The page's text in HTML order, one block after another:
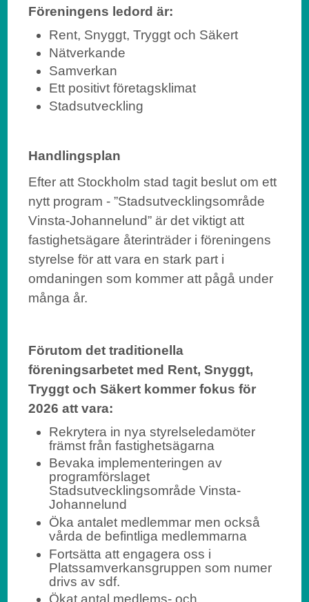
Föreningens ledord är:
Rent, Snyggt, Tryggt och Säkert
Nätverkande
Samverkan
Ett positivt företagsklimat
Stadsutveckling
Handlingsplan
Efter att Stockholm stad tagit beslut om ett
nytt program - ”Stadsutvecklingsområde
Vinsta-Johannelund” är det viktigt att
fastighetsägare återinträder i föreningens
styrelse för att vara en stark part i
omdaningen som kommer att pågå under
många år.
Förutom det traditionella
föreningsarbetet med Rent, Snyggt,
Tryggt och Säkert kommer fokus för
2026 att vara:
Rekrytera in nya styrelseledamöter
främst från fastighetsägarna
Bevaka implementeringen av
programförslaget
Stadsutvecklingsområde Vinsta-
Johannelund
Öka antalet medlemmar men också
vårda de befintliga medlemmarna
Fortsätta att engagera oss i
Platssamverkansgruppen som numer
drivs av sdf.
Ökat antal medlems- och